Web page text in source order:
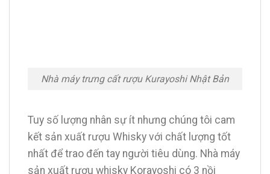
Nhà máy trưng cất rượu Kurayoshi Nhật Bản
Tuy số lượng nhân sự ít nhưng chúng tôi cam
kết sản xuất rượu Whisky với chất lượng tốt
nhất để trao đến tay người tiêu dùng. Nhà máy
sản xuất rượu whisky Korayoshi có 3 nồi